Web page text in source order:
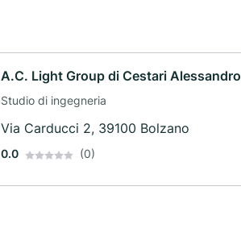
A.C. Light Group di Cestari Alessandro
Studio di ingegneria
Via Carducci 2, 39100 Bolzano
0.0 (0)